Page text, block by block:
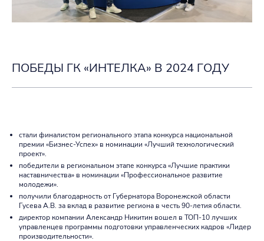
ПОБЕДЫ ГК «ИНТЕЛКА» В 2024 ГОДУ
стали финалистом регионального этапа конкурса национальной
премии «Бизнес-Успех» в номинации «Лучший технологический
проект».
победители в региональном этапе конкурса «Лучшие практики
наставничества» в номинации «Профессиональное развитие
молодежи».
получили благодарность от Губернатора Воронежской области
Гусева А.В. за вклад в развитие региона в честь 90-летия области.
директор компании Александр Никитин вошел в ТОП-10 лучших
управленцев программы подготовки управленческих кадров «Лидер
производительности».